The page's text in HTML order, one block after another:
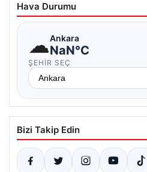
Hava Durumu
☁Ankara
NaN°C
ŞEHIR SEÇ
Bizi Takip Edin